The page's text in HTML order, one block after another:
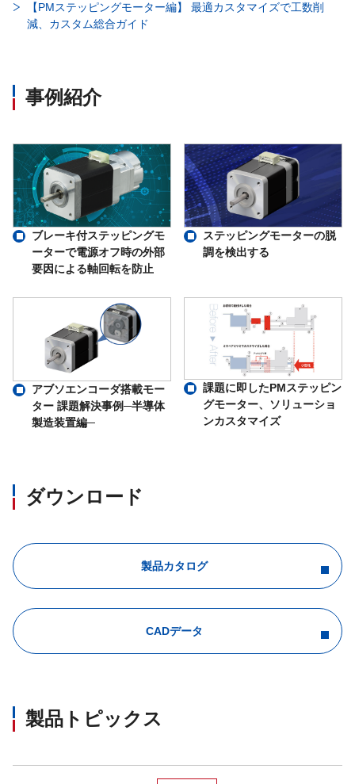
【PMステッピングモーター編】 最適カスタマイズで工数削
減、カスタム総合ガイド
事例紹介
ブレーキ付ステッピングモ
ーターで電源オフ時の外部
要因による軸回転を防止
ステッピングモーターの脱
調を検出する
アブソエンコーダ搭載モー
ター 課題解決事例─半導体
製造装置編─
課題に即したPMステッピン
グモーター、ソリューショ
ンカスタマイズ
ダウンロード
製品カタログ
CADデータ
製品トピックス